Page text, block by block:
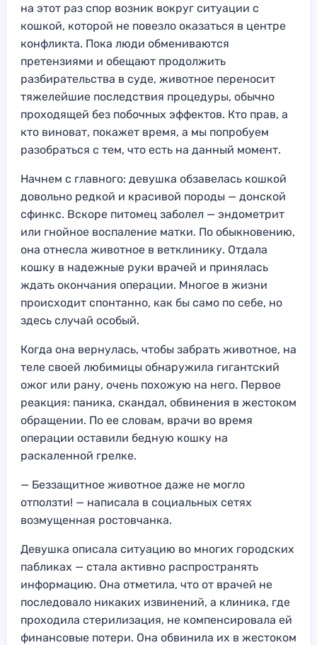
на этот раз спор возник вокруг ситуации с
кошкой, которой не повезло оказаться в центре
конфликта. Пока люди обмениваются
претензиями и обещают продолжить
разбирательства в суде, животное переносит
тяжелейшие последствия процедуры, обычно
проходящей без побочных эффектов. Кто прав, а
кто виноват, покажет время, а мы попробуем
разобраться с тем, что есть на данный момент.
Начнем с главного: девушка обзавелась кошкой
довольно редкой и красивой породы — донской
сфинкс. Вскоре питомец заболел — эндометрит
или гнойное воспаление матки. По обыкновению,
она отнесла животное в ветклинику. Отдала
кошку в надежные руки врачей и принялась
ждать окончания операции. Многое в жизни
происходит спонтанно, как бы само по себе, но
здесь случай особый.
Когда она вернулась, чтобы забрать животное, на
теле своей любимицы обнаружила гигантский
ожог или рану, очень похожую на него. Первое
реакция: паника, скандал, обвинения в жестоком
обращении. По ее словам, врачи во время
операции оставили бедную кошку на
раскаленной грелке.
— Беззащитное животное даже не могло
отползти! — написала в социальных сетях
возмущенная ростовчанка.
Девушка описала ситуацию во многих городских
пабликах — стала активно распространять
информацию. Она отметила, что от врачей не
последовало никаких извинений, а клиника, где
проходила стерилизация, не компенсировала ей
финансовые потери. Она обвинила их в жестоком